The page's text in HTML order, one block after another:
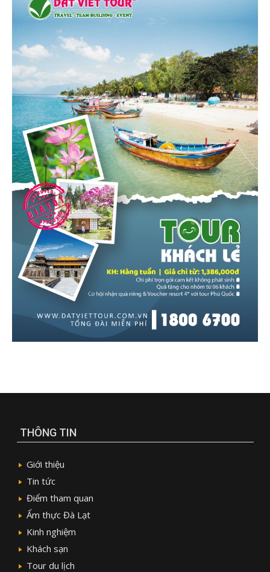
THÔNG TIN
Giới thiệu
Tin tức
Điểm tham quan
Ẩm thực Đà Lạt
Kinh nghiệm
Khách sạn
Tour du lịch